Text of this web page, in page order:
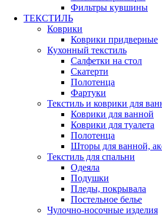
Фильтры кувшины
ТЕКСТИЛЬ
Коврики
Коврики придверные
Кухонный текстиль
Салфетки на стол
Скатерти
Полотенца
Фартуки
Текстиль и коврики для
Коврики для ванной
Коврики для туалета
Полотенца
Шторы для ванной,
Текстиль для спальни
Одеяла
Подушки
Пледы, покрывала
Постельное белье
Чулочно-носочные изделия